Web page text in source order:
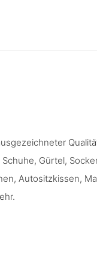
Gürtel,
Autositzkissen,